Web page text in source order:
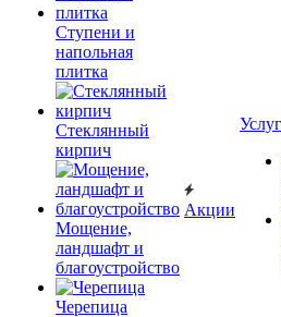
Ступени и
напольная
плитка
Cтеклянный
кирпич
Мощение,
ландшафт и
благоустройство
Черепица
Акции